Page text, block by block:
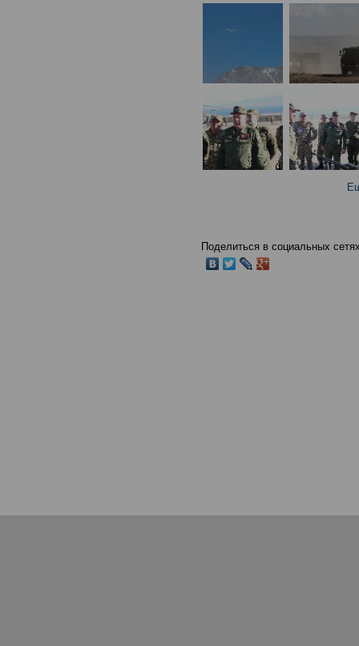
Поделиться в социальных